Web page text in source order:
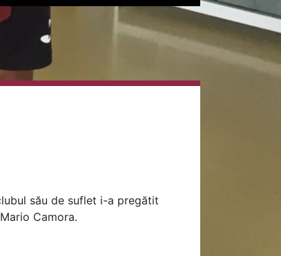
său de suflet i-a pregătit
Camora.